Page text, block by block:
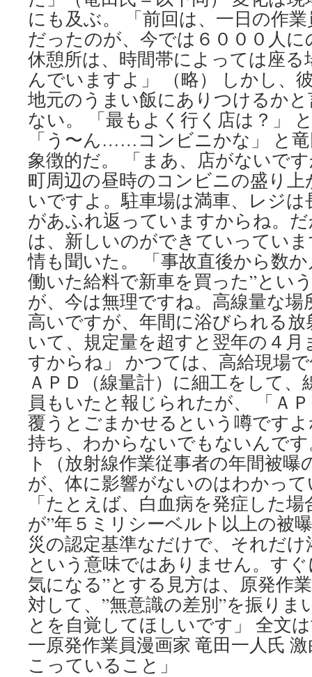
にも及ぶ。 「前回は、一日の作
だったのが、今では６０００人
休憩所は、時間帯によっては座
んでいますよ」 （略） しかし、
地元のうまい飯にありつけるか
ない。 「最もよく行く店は？」
「う〜ん……コンビニかな」 と
象徴的だ。 「まあ、店がないで
町周辺の昼時のコンビニの盛り
いですよ。駐車場は満車、レジ
があふれ返っていますからね。
は、新しいのができていってい
情も聞いた。 「事故直後から数
働いた給料で新車を買った”とい
が、今は無理ですね。高線量な
高いですが、年間に浴びられる
いて、規定量を超すと翌年の４
すからね」 かつては、高給現場
ＡＰＤ（線量計）に細工をして
員もいたと報じられたが、 「Ａ
覆うとごまかせるという噂です
持ち、わからないでもないんで
ト（放射線作業従事者の年間被
が、体に影響がないのはわかっ
「たとえば、白血病を発症した
が”年５ミリシーベルト以上の被
災の認定基準なだけで、それだ
という意味ではありません。す
気になる”とする見方は、原発作
対して、”無意識の差別”を振り
とを自覚してほしいです」 全文
一原発作業員漫画家 竜田一人氏
こっていること」